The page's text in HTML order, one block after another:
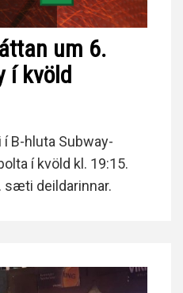
um 6.
í kvöld
B-hluta Subway-
í kvöld kl. 19:15.
sæti deildarinnar.